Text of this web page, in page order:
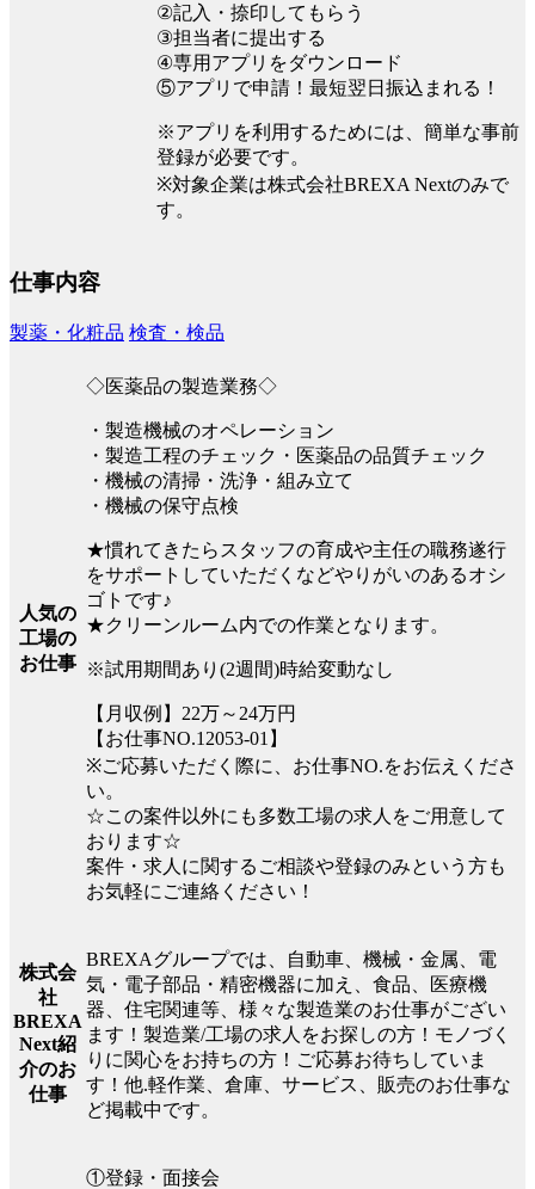
②記入・捺印してもらう
③担当者に提出する
④専用アプリをダウンロード
⑤アプリで申請！最短翌日振込まれる！
※アプリを利用するためには、簡単な事前
登録が必要です。
※対象企業は株式会社BREXA Nextのみで
す。
仕事内容
製薬・化粧品 検査・検品
人気の
工場の
お仕事
◇医薬品の製造業務◇
・製造機械のオペレーション
・製造工程のチェック・医薬品の品質チェック
・機械の清掃・洗浄・組み立て
・機械の保守点検
★慣れてきたらスタッフの育成や主任の職務遂行
をサポートしていただくなどやりがいのあるオシ
ゴトです♪
★クリーンルーム内での作業となります。
※試用期間あり(2週間)時給変動なし
【月収例】22万～24万円
【お仕事NO.12053-01】
※ご応募いただく際に、お仕事NO.をお伝えくださ
い。
☆この案件以外にも多数工場の求人をご用意して
おります☆
案件・求人に関するご相談や登録のみという方も
お気軽にご連絡ください！
株式会
社
BREXA
Next紹
介のお
仕事
BREXAグループでは、自動車、機械・金属、電
気・電子部品・精密機器に加え、食品、医療機
器、住宅関連等、様々な製造業のお仕事がござい
ます！製造業/工場の求人をお探しの方！モノづく
りに関心をお持ちの方！ご応募お待ちしていま
す！他.軽作業、倉庫、サービス、販売のお仕事な
ど掲載中です。
①登録・面接会